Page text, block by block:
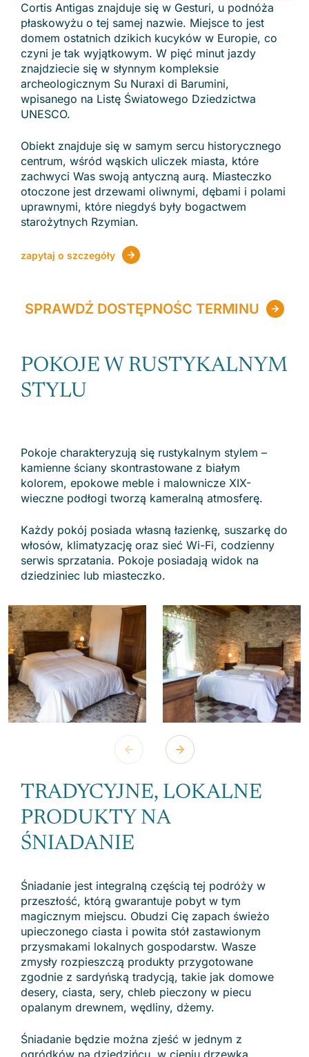
Cortis Antigas znajduje się w Gesturi, u podnóża
płaskowyżu o tej samej nazwie. Miejsce to jest
domem ostatnich dzikich kucyków w Europie, co
czyni je tak wyjątkowym. W pięć minut jazdy
znajdziecie się w słynnym kompleksie
archeologicznym Su Nuraxi di Barumini,
wpisanego na Listę Światowego Dziedzictwa
UNESCO.
Obiekt znajduje się w samym sercu historycznego
centrum, wśród wąskich uliczek miasta, które
zachwyci Was swoją antyczną aurą. Miasteczko
otoczone jest drzewami oliwnymi, dębami i polami
uprawnymi, które niegdyś były bogactwem
starożytnych Rzymian.
zapytaj o szczegóły
SPRAWDŹ DOSTĘPNOŚC TERMINU
POKOJE W RUSTYKALNYM
STYLU
Pokoje charakteryzują się rustykalnym stylem –
kamienne ściany skontrastowane z białym
kolorem, epokowe meble i malownicze XIX-
wieczne podłogi tworzą kameralną atmosferę.
Każdy pokój posiada własną łazienkę, suszarkę do
włosów, klimatyzację oraz sieć Wi-Fi, codzienny
serwis sprzatania. Pokoje posiadają widok na
dziedziniec lub miasteczko.
TRADYCYJNE, LOKALNE
PRODUKTY NA
ŚNIADANIE
Śniadanie jest integralną częścią tej podróży w
przeszłość, którą gwarantuje pobyt w tym
magicznym miejscu. Obudzi Cię zapach świeżo
upieczonego ciasta i powita stół zastawionym
przysmakami lokalnych gospodarstw. Wasze
zmysły rozpieszczą produkty przygotowane
zgodnie z sardyńską tradycją, takie jak domowe
desery, ciasta, sery, chleb pieczony w piecu
opalanym drewnem, wędliny, dżemy.
Śniadanie będzie można zjeść w jednym z
ogródków na dziedzińcu, w cieniu drzewka